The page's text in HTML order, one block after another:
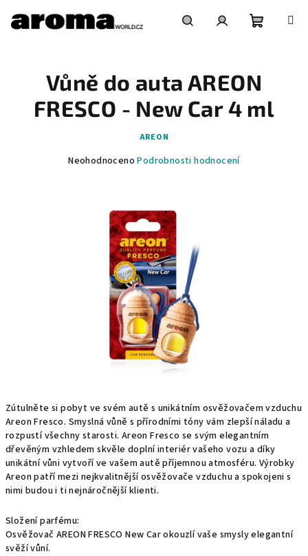
obsah
košík
Zútulněte si pobyt ve svém autě s unikátním osvěžovačem vzduchu
Areon Fresco. Smyslná vůně s přírodními tóny vám zlepší náladu a
rozpustí všechny starosti. Areon Fresco se svým elegantním
dřevěným vzhledem skvěle doplní interiér vašeho vozu a díky
unikátní vůni vytvoří ve vašem autě příjemnou atmosféru. Výrobky
Areon patří mezi nejkvalitnější osvěžovače vzduchu a spokojeni s
nimi budou i ti nejnáročnější klienti.
Složení parfému:
Osvěžovač AREON FRESCO New Car okouzlí vaše smysly elegantní
svěží vůní.
Vůně do auta AREON
FRESCO - New Car 4 ml
AREON
Průměrné
hvězdiček.
Neohodnoceno Podrobnosti hodnocení